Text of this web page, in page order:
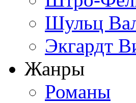
Шульц
Экгардт
Жанры
Романы